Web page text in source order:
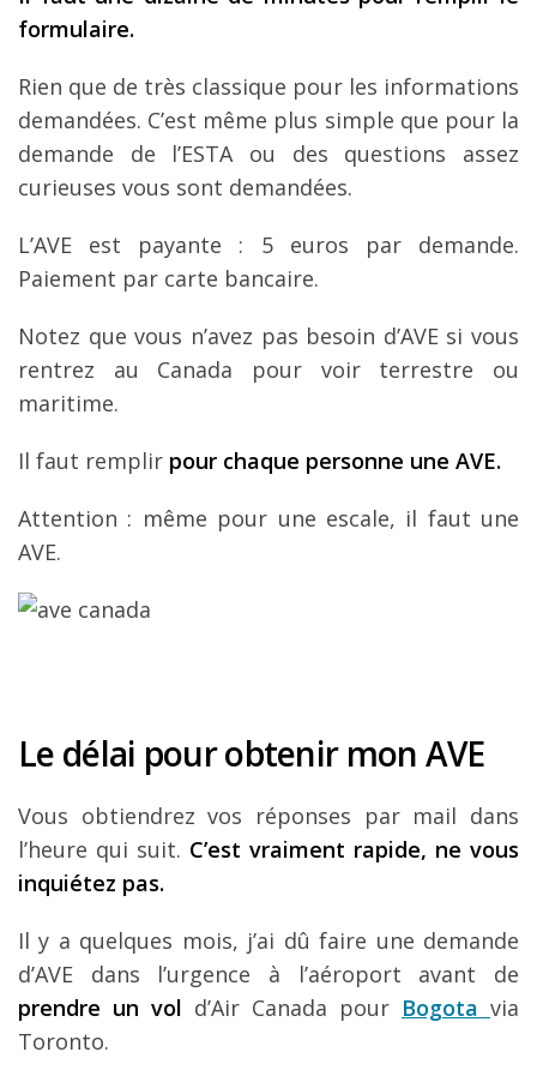
formulaire.
Rien que de très classique pour les informations
demandées. C’est même plus simple que pour la
demande de l’ESTA ou des questions assez
curieuses vous sont demandées.
L’AVE est payante : 5 euros par demande.
Paiement par carte bancaire.
Notez que vous n’avez pas besoin d’AVE si vous
rentrez au Canada pour voir terrestre ou
maritime.
Il faut remplir pour chaque personne une AVE.
Attention : même pour une escale, il faut une
AVE.
Le délai pour obtenir mon AVE
Vous obtiendrez vos réponses par mail dans
l’heure qui suit. C’est vraiment rapide, ne vous
inquiétez pas.
Il y a quelques mois, j’ai dû faire une demande
d’AVE dans l’urgence à l’aéroport avant de
prendre un vol d’Air Canada pour Bogota via
Toronto.